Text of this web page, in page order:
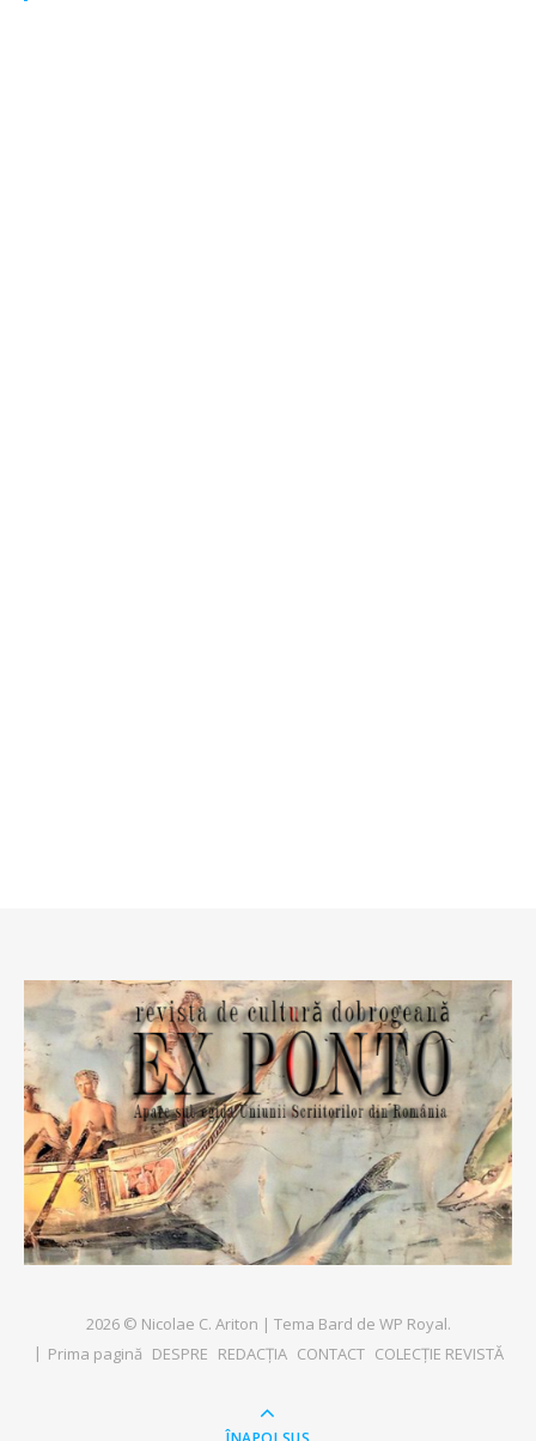
2026 © Nicolae C. Ariton | Tema Bard de WP Royal.
Prima pagină DESPRE REDACȚIA CONTACT COLECȚIE REVISTĂ